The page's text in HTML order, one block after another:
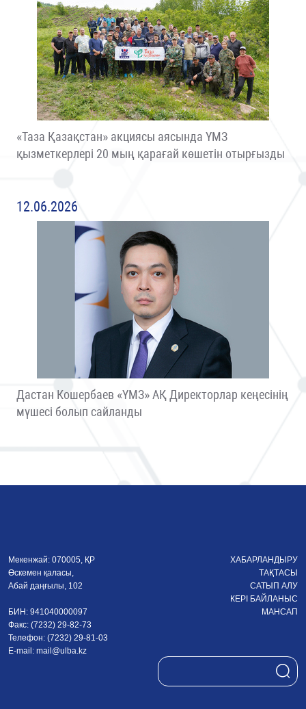
«Таза Қазақстан» акциясы аясында ҮМЗ
қызметкерлері 20 мың қарағай көшетін отырғызды
12.06.2026
Дастан Кошербаев «ҮМЗ» АҚ Директорлар кеңесінің
мүшесі болып сайланды
Мекенжай: 070005, ҚР
Өскемен қаласы,
Абай даңғылы, 102
БИН: 941040000097
Факс: (7232) 29-82-73
Телефон: (7232) 29-81-03
E-mail: mail@ulba.kz
ХАБАРЛАНДЫРУ
ТАҚТАСЫ
САТЫП АЛУ
КЕРІ БАЙЛАНЫС
МАНСАП